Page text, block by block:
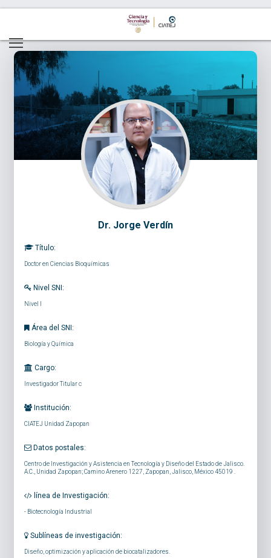
Dr. Jorge Verdín
Título:
Doctor en Ciencias Bioquímicas
Nivel SNI:
Nivel I
Área del SNI:
Biología y Química
Cargo:
Investigador Titular c
Institución:
CIATEJ Unidad Zapopan
Datos postales:
Centro de Investigación y Asistencia en Tecnología y Diseño del Estado de Jalisco.
A.C., Unidad Zapopan; Camino Arenero 1227, Zapopan, Jalisco, México 45019 .
línea de Investigación:
- Biotecnología Industrial
Sublíneas de investigación:
Diseño, optimización y aplicación de biocatalizadores.